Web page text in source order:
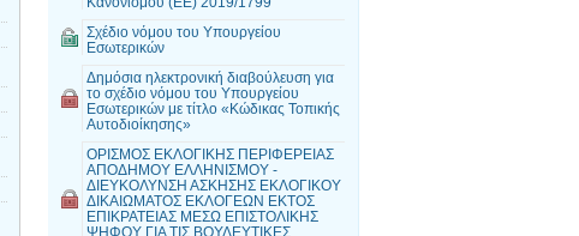
Σχέδιο νόμου του Υπουργείου
Εσωτερικών
Δημόσια ηλεκτρονική διαβούλευση για
το σχέδιο νόμου του Υπουργείου
Εσωτερικών με τίτλο «Κώδικας Τοπικής
Αυτοδιοίκησης»
ΟΡΙΣΜΟΣ ΕΚΛΟΓΙΚΗΣ ΠΕΡΙΦΕΡΕΙΑΣ
ΑΠΟΔΗΜΟΥ ΕΛΛΗΝΙΣΜΟΥ -
ΔΙΕΥΚΟΛΥΝΣΗ ΑΣΚΗΣΗΣ ΕΚΛΟΓΙΚΟΥ
ΔΙΚΑΙΩΜΑΤΟΣ ΕΚΛΟΓΕΩΝ ΕΚΤΟΣ
ΕΠΙΚΡΑΤΕΙΑΣ ΜΕΣΩ ΕΠΙΣΤΟΛΙΚΗΣ
ΨΗΦΟΥ ΓΙΑ ΤΙΣ ΒΟΥΛΕΥΤΙΚΕΣ